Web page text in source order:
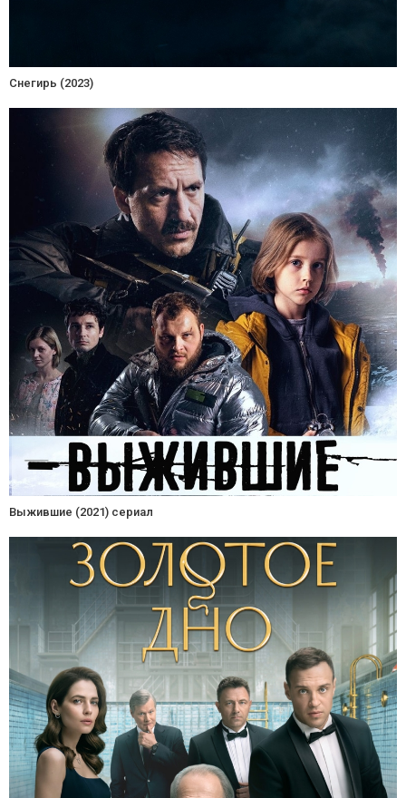
Снегирь (2023)
Выжившие (2021) сериал